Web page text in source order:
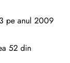
pe anul 2009
52 din